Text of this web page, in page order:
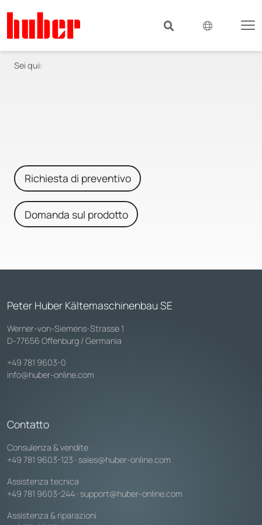
Sei qui:
Richiesta di preventivo
Domanda sul prodotto
Peter Huber Kältemaschinenbau SE
Werner-von-Siemens-Strasse 1
D-77656 Offenburg / Germania
+49 781 9603-0
info@huber-online.com
Contatto
Consulenza & vendite
+49 781 9603-123 · sales@huber-online.com
Assistenza tecnica
+49 781 9603-244 · support@huber-online.com
Assistenza & riparazioni